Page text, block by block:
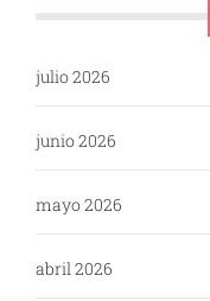
julio 2026
junio 2026
mayo 2026
abril 2026